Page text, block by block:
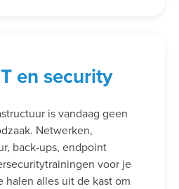
en security
is vandaag geen
Netwerken,
back-ups, endpoint
voor je
halen alles uit de kast om